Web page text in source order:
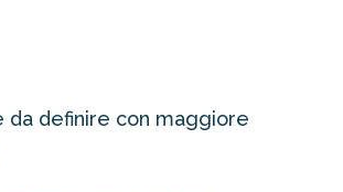
da definire con maggiore